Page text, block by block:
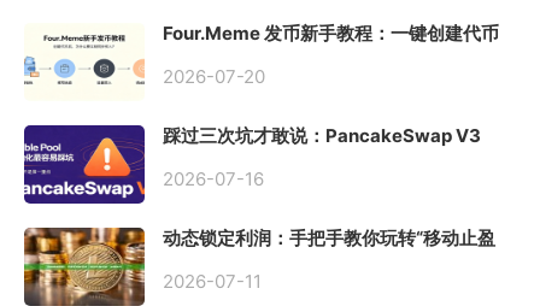
Four.Meme 发币新手教程：一键创建代币
2026-07-20
踩过三次坑才敢说：PancakeSwap V3
初始化
2026-07-16
动态锁定利润：手把手教你玩转“移动止盈
2026-07-11